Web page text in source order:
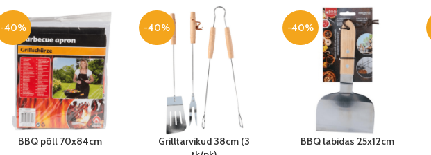
-40%
BBQ põll 70x84cm
-40%
Grilltarvikud 38cm (3
-40%
BBQ labidas 25x12cm